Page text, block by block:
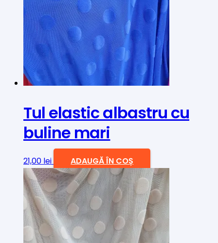
Tul elastic albastru cu
buline mari
21,00 lei ADAUGĂ ÎN COȘ